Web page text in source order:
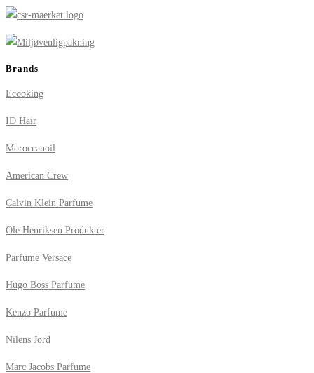
Brands
Ecooking
ID Hair
Moroccanoil
American Crew
Calvin Klein Parfume
Ole Henriksen Produkter
Parfume Versace
Hugo Boss Parfume
Kenzo Parfume
Nilens Jord
Marc Jacobs Parfume